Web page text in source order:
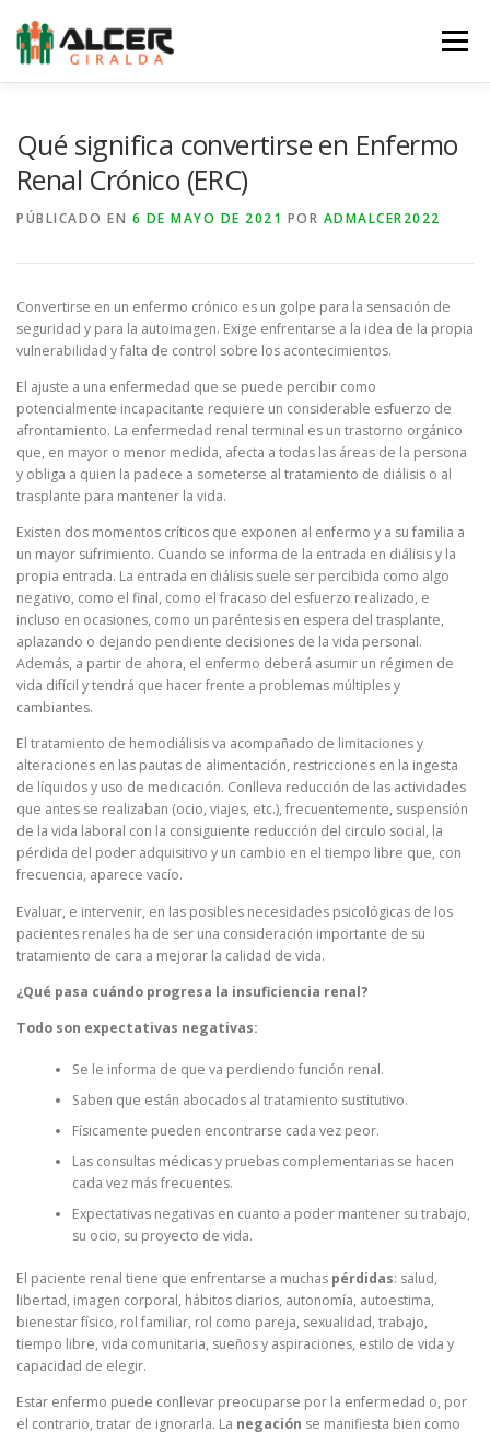
contenido
Menú
Qué significa convertirse en Enfermo
Renal Crónico (ERC)
PÚBLICADO EN 6 DE MAYO DE 2021 POR ADMALCER2022
Convertirse en un enfermo crónico es un golpe para la sensación de
seguridad y para la autoimagen. Exige enfrentarse a la idea de la propia
vulnerabilidad y falta de control sobre los acontecimientos.
El ajuste a una enfermedad que se puede percibir como
potencialmente incapacitante requiere un considerable esfuerzo de
afrontamiento. La enfermedad renal terminal es un trastorno orgánico
que, en mayor o menor medida, afecta a todas las áreas de la persona
y obliga a quien la padece a someterse al tratamiento de diálisis o al
trasplante para mantener la vida.
Existen dos momentos críticos que exponen al enfermo y a su familia a
un mayor sufrimiento. Cuando se informa de la entrada en diálisis y la
propia entrada. La entrada en diálisis suele ser percibida como algo
negativo, como el final, como el fracaso del esfuerzo realizado, e
incluso en ocasiones, como un paréntesis en espera del trasplante,
aplazando o dejando pendiente decisiones de la vida personal.
Además, a partir de ahora, el enfermo deberá asumir un régimen de
vida difícil y tendrá que hacer frente a problemas múltiples y
cambiantes.
El tratamiento de hemodiálisis va acompañado de limitaciones y
alteraciones en las pautas de alimentación, restricciones en la ingesta
de líquidos y uso de medicación. Conlleva reducción de las actividades
que antes se realizaban (ocio, viajes, etc.), frecuentemente, suspensión
de la vida laboral con la consiguiente reducción del circulo social, la
pérdida del poder adquisitivo y un cambio en el tiempo libre que, con
frecuencia, aparece vacío.
Evaluar, e intervenir, en las posibles necesidades psicológicas de los
pacientes renales ha de ser una consideración importante de su
tratamiento de cara a mejorar la calidad de vida.
¿Qué pasa cuándo progresa la insuficiencia renal?
Todo son expectativas negativas:
Se le informa de que va perdiendo función renal.
Saben que están abocados al tratamiento sustitutivo.
Físicamente pueden encontrarse cada vez peor.
Las consultas médicas y pruebas complementarias se hacen
cada vez más frecuentes.
Expectativas negativas en cuanto a poder mantener su trabajo,
su ocio, su proyecto de vida.
El paciente renal tiene que enfrentarse a muchas pérdidas: salud,
libertad, imagen corporal, hábitos diarios, autonomía, autoestima,
bienestar físico, rol familiar, rol como pareja, sexualidad, trabajo,
tiempo libre, vida comunitaria, sueños y aspiraciones, estilo de vida y
capacidad de elegir.
Estar enfermo puede conllevar preocuparse por la enfermedad o, por
el contrario, tratar de ignorarla. La negación se manifiesta bien como